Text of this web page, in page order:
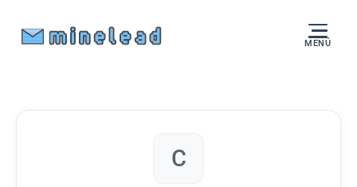
MENÚ
C